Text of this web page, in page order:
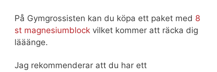
På Gymgrossisten kan du köpa ett paket med 8
st magnesiumblock vilket kommer att räcka dig
lääänge.
Jag rekommenderar att du har ett